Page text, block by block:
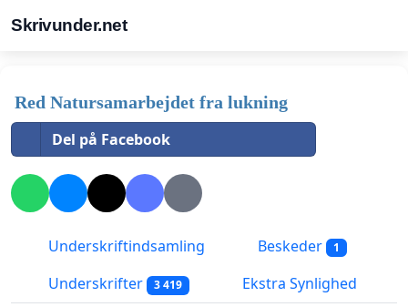
Skrivunder.net
Red Natursamarbejdet fra lukning
Del på Facebook
Underskriftindsamling Beskeder 1
Underskrifter 3 419 Ekstra Synlighed